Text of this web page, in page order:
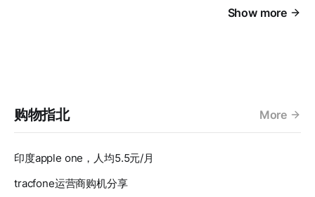
Show more
购物指北 More
印度apple one，人均5.5元/月
tracfone运营商购机分享